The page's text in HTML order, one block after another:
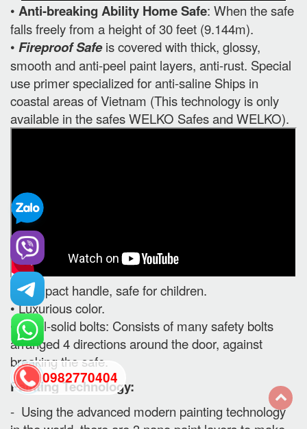
• Anti-breaking Ability Home Safe: When the safe
falls freely from a height of 30 feet (9.144m).
• Fireproof Safeis covered with thick, glossy,
smooth and anti-peel paint layers, anti-rust. Special
use primer specialized for anti-saline Ships in
coastal areas of Vietnam (This technology is only
available in the safes WELKO Safes and WELKO).
• Compact handle, safe for children.
• Luxurious color.
• Steel-solid bolts: Consists of many safety bolts
arranged 4 directions around the door, against
breaking the safe.
Painting Technology:
- Using the advanced modern painting technology
0982770404
back